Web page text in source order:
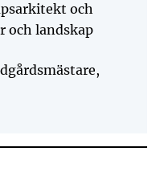
och
och landskap